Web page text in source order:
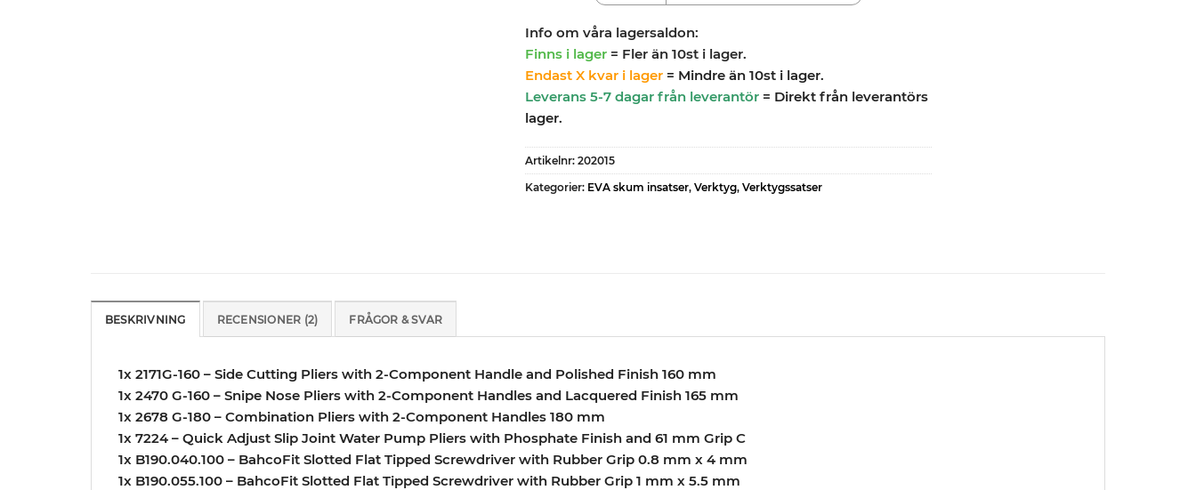
Info om våra lagersaldon:
Finns i lager = Fler än 10st i lager.
Endast X kvar i lager = Mindre än 10st i lager.
Leverans 5-7 dagar från leverantör= Direkt från leverantörs
lager.
Artikelnr: 202015
Kategorier: EVA skum insatser, Verktyg, Verktygssatser
BESKRIVNING RECENSIONER (2) FRÅGOR & SVAR
1x 2171G-160 – Side Cutting Pliers with 2-Component Handle and Polished Finish 160 mm
1x 2470 G-160 – Snipe Nose Pliers with 2-Component Handles and Lacquered Finish 165 mm
1x 2678 G-180 – Combination Pliers with 2-Component Handles 180 mm
1x 7224 – Quick Adjust Slip Joint Water Pump Pliers with Phosphate Finish and 61 mm Grip C
1x B190.040.100 – BahcoFit Slotted Flat Tipped Screwdriver with Rubber Grip 0.8 mm x 4 mm
1x B190.055.100 – BahcoFit Slotted Flat Tipped Screwdriver with Rubber Grip 1 mm x 5.5 mm